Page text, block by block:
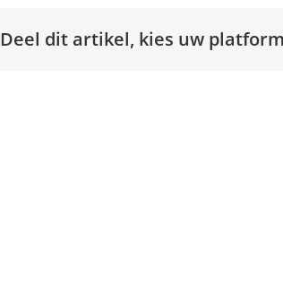
Deel dit artikel, kies uw